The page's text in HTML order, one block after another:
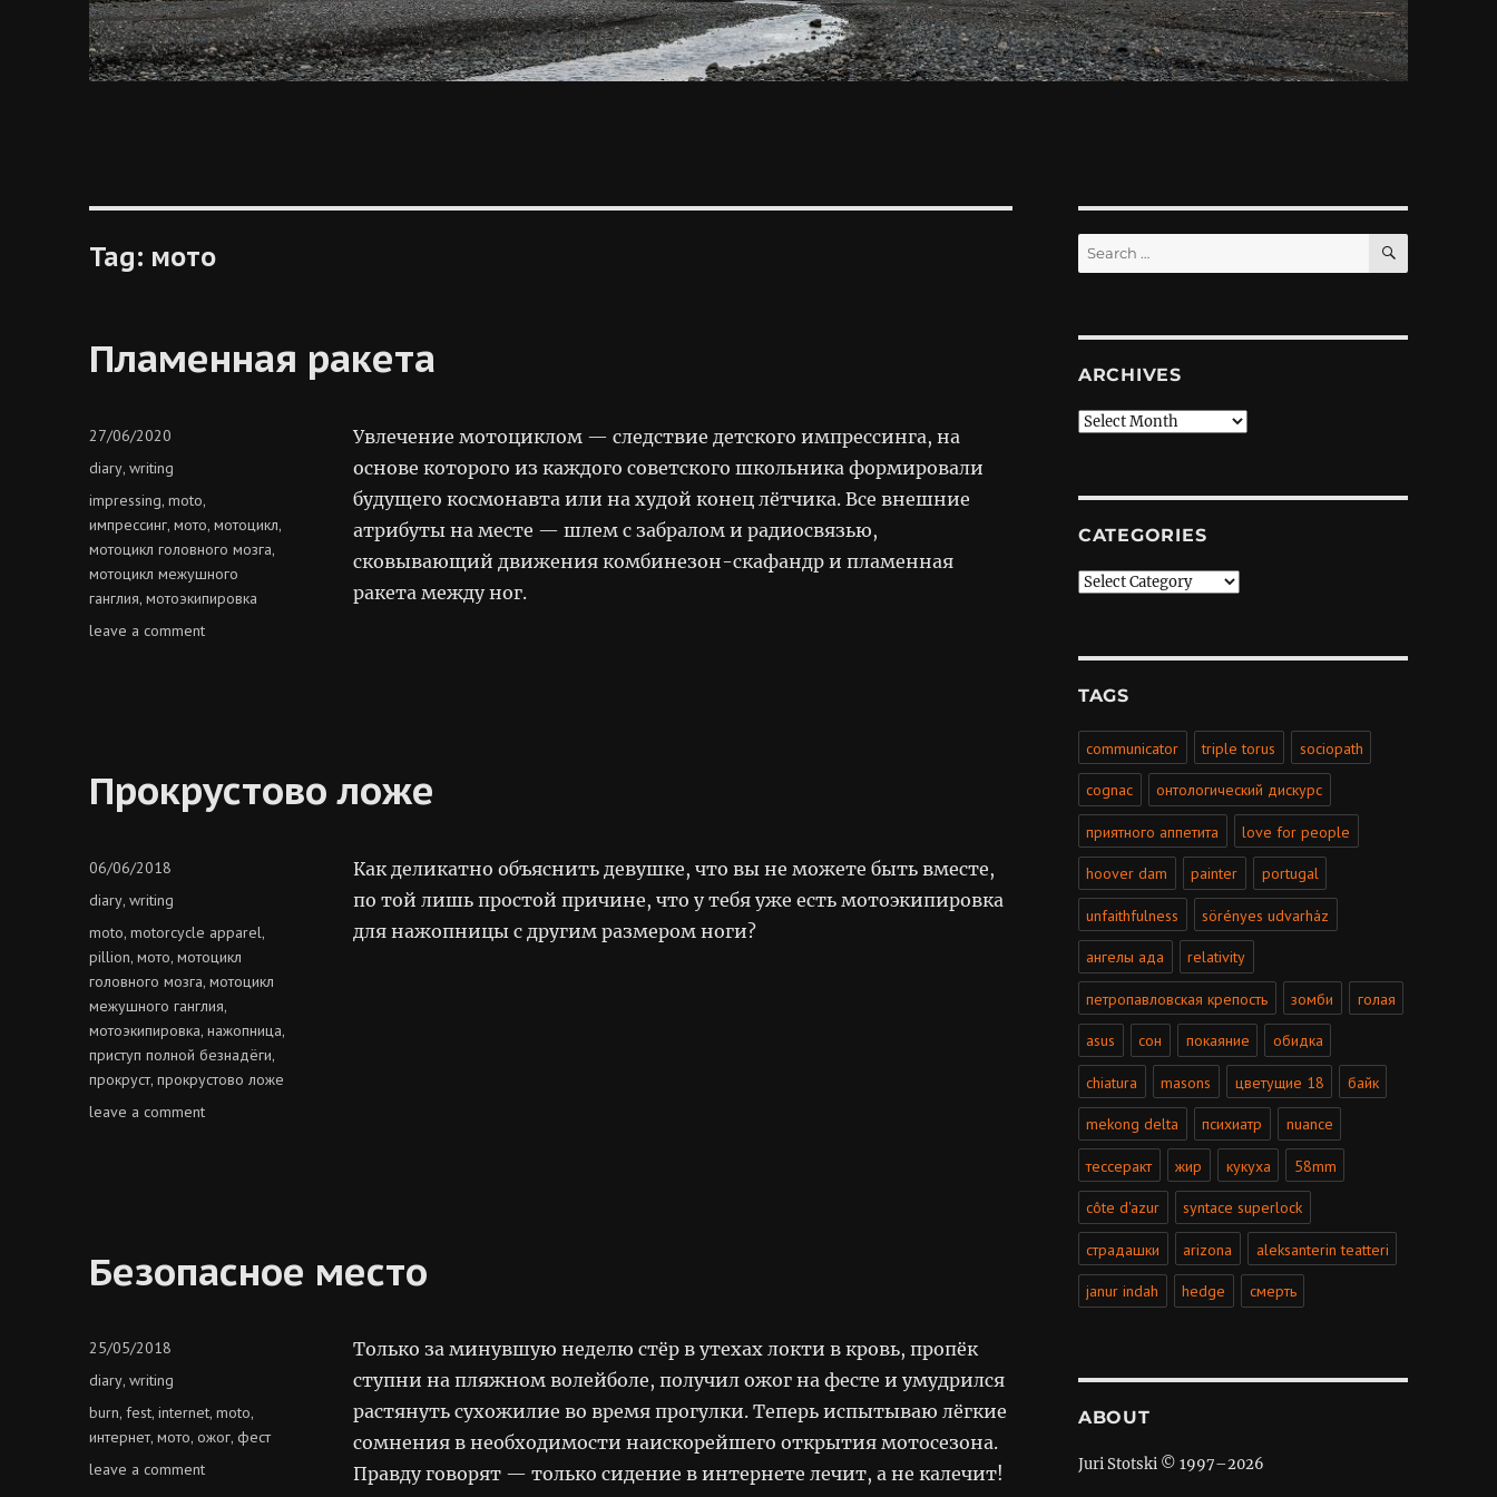
Tag: мото
Пламенная ракета
Увлечение мотоциклом — следствие детского импрессинга, на
основе которого из каждого советского школьника формировали
будущего космонавта или на худой конец лётчика. Все внешние
атрибуты на месте — шлем с забралом и радиосвязью,
сковывающий движения комбинезон-скафандр и пламенная
ракета между ног.
Posted
27/06/2020
Categories
diary,writing
Tags
impressing,moto,
импрессинг,мото,мотоцикл,
мотоцикл головного мозга,
мотоцикл межушного
ганглия,мотоэкипировка
leave a commenton
Прокрустово ложе
Как деликатно объяснить девушке, что вы не можете быть вместе,
по той лишь простой причине, что у тебя уже есть мотоэкипировка
для нажопницы с другим размером ноги?
Posted
06/06/2018
Categories
diary,writing
Tags
moto,motorcycle apparel,
pillion,мото,мотоцикл
головного мозга,мотоцикл
межушного ганглия,
мотоэкипировка,нажопница,
приступ полной безнадёги,
прокруст,прокрустово ложе
leave a commenton
Безопасное место
Только за минувшую неделю стёр в утехах локти в кровь, пропёк
ступни на пляжном волейболе, получил ожог на фесте и умудрился
растянуть сухожилие во время прогулки. Теперь испытываю лёгкие
сомнения в необходимости наискорейшего открытия мотосезона.
Правду говорят — только сидение в интернете лечит, а не калечит!
Posted
25/05/2018
Categories
diary,writing
Tags
burn,fest,internet,moto,
интернет,мото,ожог,фест
leave a commenton
Search
for:
SEARCH
ARCHIVES
Archives
CATEGORIES
Categories
TAGS
communicator triple torus sociopath
cognac онтологический дискурс
приятного аппетита love for people
hoover dam painter portugal
unfaithfulness sörényes udvarház
ангелы ада relativity
петропавловская крепость зомби голая
asus сон покаяние обидка
chiatura masons цветущие 18 байк
mekong delta психиатр nuance
тессеракт жир кукуха 58mm
côte d'azur syntace superlock
страдашки arizona aleksanterin teatteri
janur indah hedge смерть
ABOUT
Juri Stotski © 1997–2026